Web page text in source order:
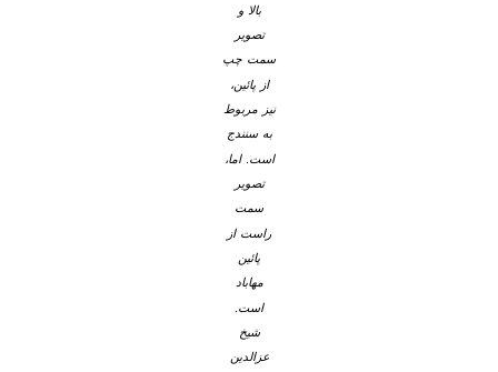
بالا و
تصویر
سمت چپ
از پائین،
نیز مربوط
به سنندج
است. اما،
تصویر
سمت
راست از
پائین
مهاباد
است.
شیخ
عزالدین